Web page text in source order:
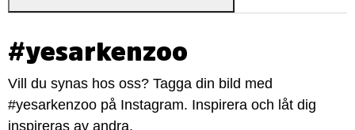
#yesarkenzoo
Vill du synas hos oss? Tagga din bild med
#yesarkenzoo på Instagram. Inspirera och låt dig
inspireras av andra.